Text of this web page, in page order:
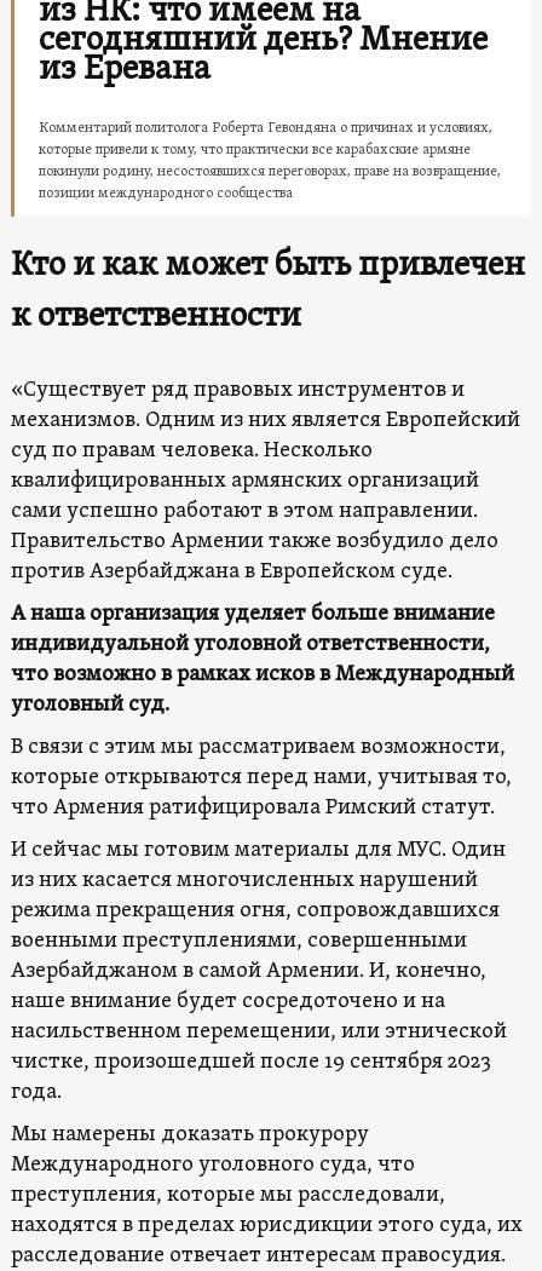
из НК: что имеем на
сегодняшний день? Мнение
из Еревана
Комментарий политолога Роберта Гевондяна о причинах и условиях,
которые привели к тому, что практически все карабахские армяне
покинули родину, несостоявшихся переговорах, праве на возвращение,
позиции международного сообщества
Кто и как может быть привлечен
к ответственности
«Существует ряд правовых инструментов и
механизмов. Одним из них является Европейский
суд по правам человека. Несколько
квалифицированных армянских организаций
сами успешно работают в этом направлении.
Правительство Армении также возбудило дело
против Азербайджана в Европейском суде.
А наша организация уделяет больше внимание
индивидуальной уголовной ответственности,
что возможно в рамках исков в Международный
уголовный суд.
В связи с этим мы рассматриваем возможности,
которые открываются перед нами, учитывая то,
что Армения ратифицировала Римский статут.
И сейчас мы готовим материалы для МУС. Один
из них касается многочисленных нарушений
режима прекращения огня, сопровождавшихся
военными преступлениями, совершенными
Азербайджаном в самой Армении. И, конечно,
наше внимание будет сосредоточено и на
насильственном перемещении, или этнической
чистке, произошедшей после 19 сентября 2023
года.
Мы намерены доказать прокурору
Международного уголовного суда, что
преступления, которые мы расследовали,
находятся в пределах юрисдикции этого суда, их
расследование отвечает интересам правосудия.